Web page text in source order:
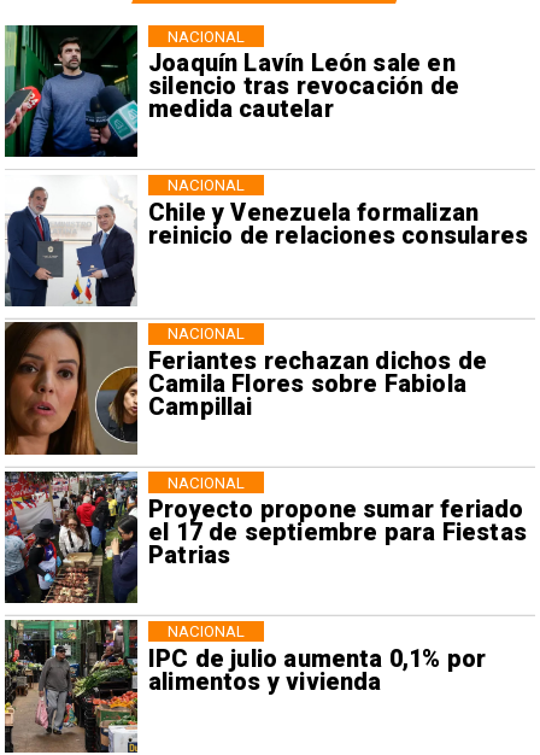
Joaquín Lavín León sale en
silencio tras revocación de
medida cautelar
NACIONAL
Chile y Venezuela formalizan
reinicio de relaciones consulares
NACIONAL
Feriantes rechazan dichos de
Camila Flores sobre Fabiola
Campillai
NACIONAL
Proyecto propone sumar feriado
el 17 de septiembre para Fiestas
Patrias
NACIONAL
IPC de julio aumenta 0,1% por
alimentos y vivienda
NACIONAL